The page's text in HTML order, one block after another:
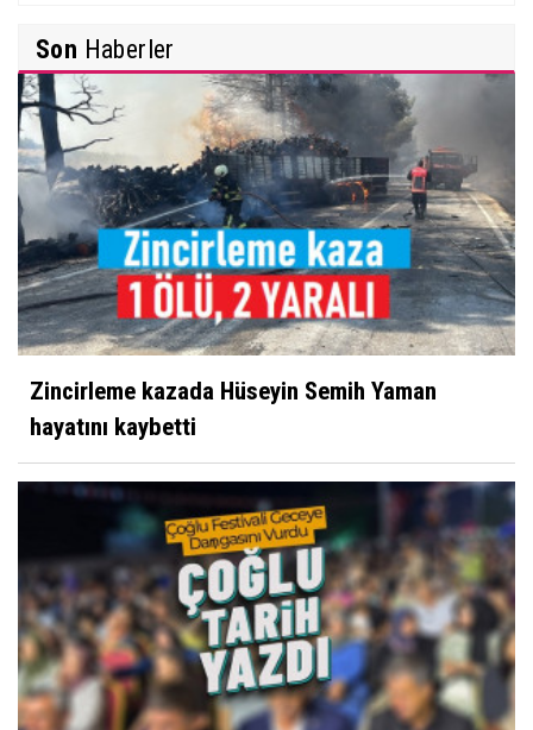
Tiroid Nodüllerine (Bezelerine) Yaklaşım
İbrahim Solmaz
Yunus Emre Türkçe'nin Nesi Olur?
Davut Karaman
Neme lazım, biri yapar!
Ahmet Cevdet
Kibrit
Ziraat Odası'nın Çiftçiye Yansıyan Fotoğrafı?
Yüksel Ayhan
Nezahat Onbaşı
Son Haberler
Zincirleme kazada Hüseyin Semih Yaman
hayatını kaybetti